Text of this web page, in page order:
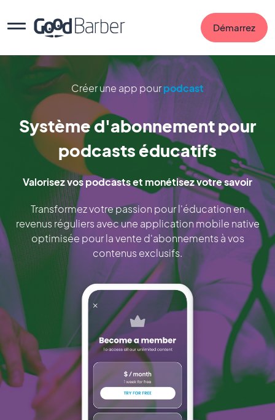
Démarrez
Créer une app pourpodcast
Système d'abonnement pour
podcasts éducatifs
Valorisez vos podcasts et monétisez votre savoir
Transformez votre passion pour l'éducation en
revenus réguliers avec une application mobile native
optimisée pour la vente d'abonnements à vos
contenus exclusifs.